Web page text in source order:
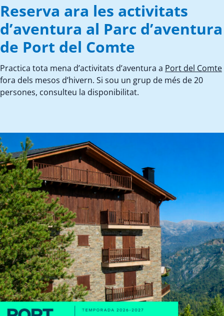
Reserva ara les activitats
d’aventura al Parc d’aventura
de Port del Comte
Practica tota mena d’activitats d’aventura a Port del Comte
fora dels mesos d’hivern. Si sou un grup de més de 20
persones, consulteu la disponibilitat.